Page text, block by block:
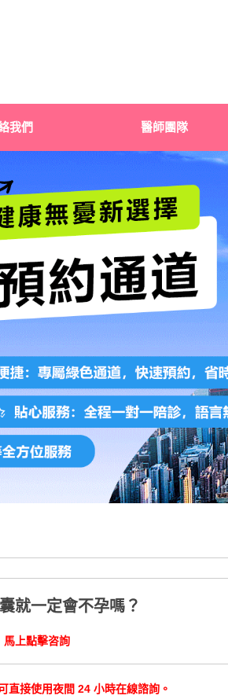
我們 醫師團隊
就一定會不孕嗎？
馬上點擊咨詢
接使用夜間 24 小時在線諮詢。